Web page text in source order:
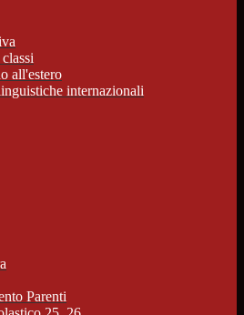
all'estero
internazionali
Parenti